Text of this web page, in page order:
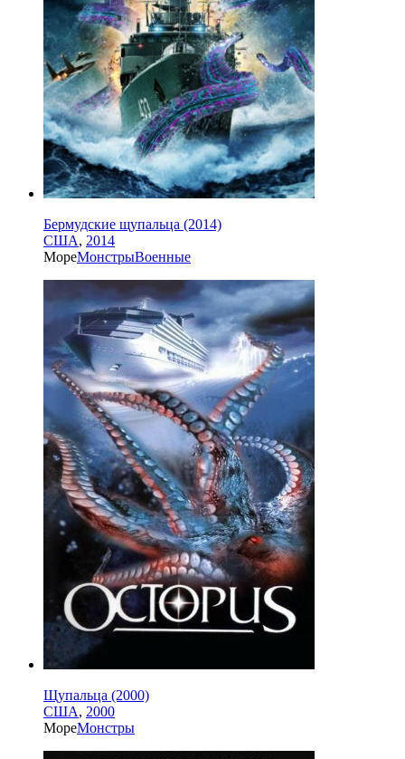
Бермудские щупальца (2014)
США, 2014
МореМонстрыВоенные
Щупальца (2000)
США, 2000
МореМонстры